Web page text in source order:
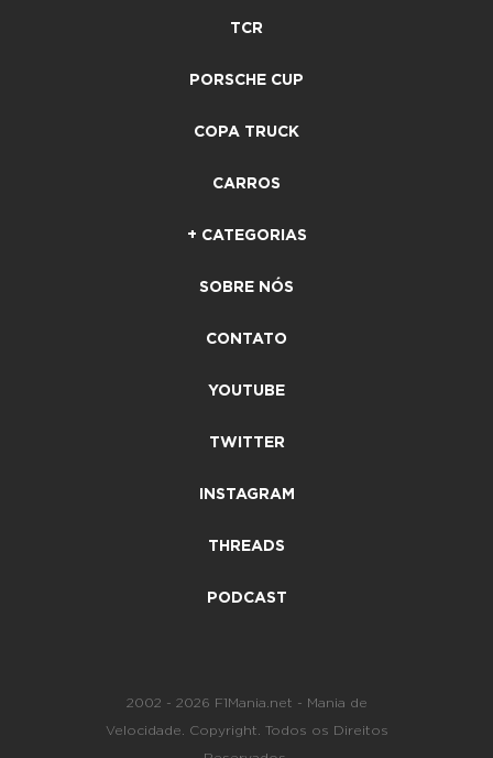
TCR
PORSCHE CUP
COPA TRUCK
CARROS
+ CATEGORIAS
SOBRE NÓS
CONTATO
YOUTUBE
TWITTER
INSTAGRAM
THREADS
PODCAST
2002 - 2026 F1Mania.net - Mania de
Velocidade. Copyright. Todos os Direitos